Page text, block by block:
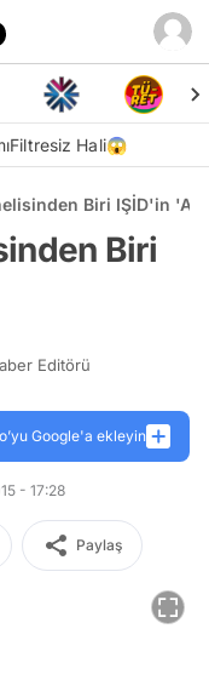
Filtresiz Hali😱
Biri IŞİD'in
Biri
Editörü
Google'a ekleyin
- 17:28
Paylaş